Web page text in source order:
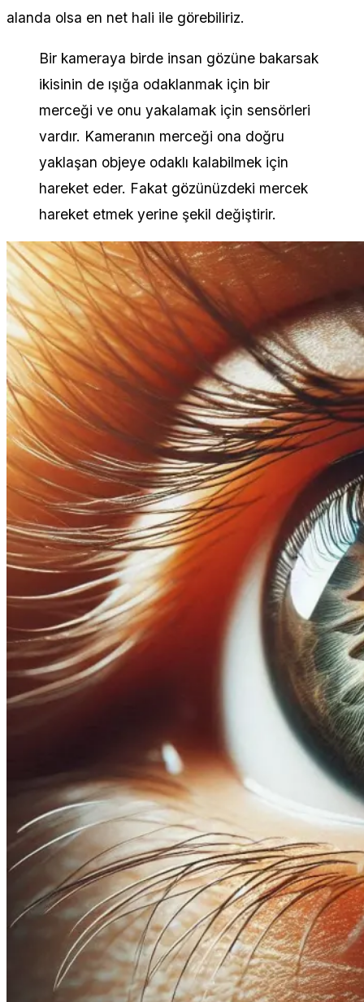
alanda olsa en net hali ile görebiliriz.
Bir kameraya birde insan gözüne bakarsak
ikisinin de ışığa odaklanmak için bir
merceği ve onu yakalamak için sensörleri
vardır. Kameranın merceği ona doğru
yaklaşan objeye odaklı kalabilmek için
hareket eder. Fakat gözünüzdeki mercek
hareket etmek yerine şekil değiştirir.